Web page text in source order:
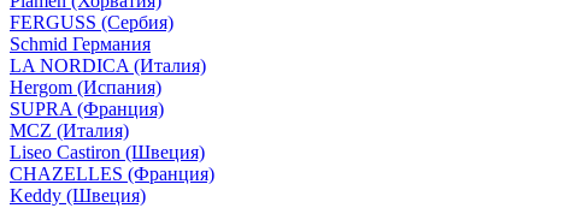
FERGUSS (Сербия)
Schmid Германия
LA NORDICA (Италия)
Hergom (Испания)
SUPRA (Франция)
MCZ (Италия)
Liseo Castiron (Швеция)
CHAZELLES (Франция)
Keddy (Швеция)